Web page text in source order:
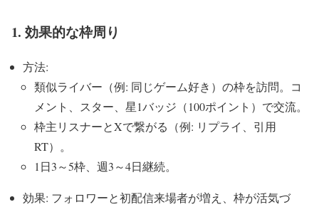
1. 効果的な枠周り
方法:
類似ライバー（例: 同じゲーム好き）の枠を訪問。コ
メント、スター、星1バッジ（100ポイント）で交流。
枠主リスナーとXで繋がる（例: リプライ、引用
RT）。
1日3～5枠、週3～4日継続。
効果: フォロワーと初配信来場者が増え、枠が活気づ